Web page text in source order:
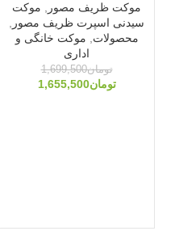
موکت ظریف مصور
موکت
سیدنی اسپرت ظریف مصور
محصولات
موکت خانگی و
اداری
تومان1,699,500
تومان1,655,500